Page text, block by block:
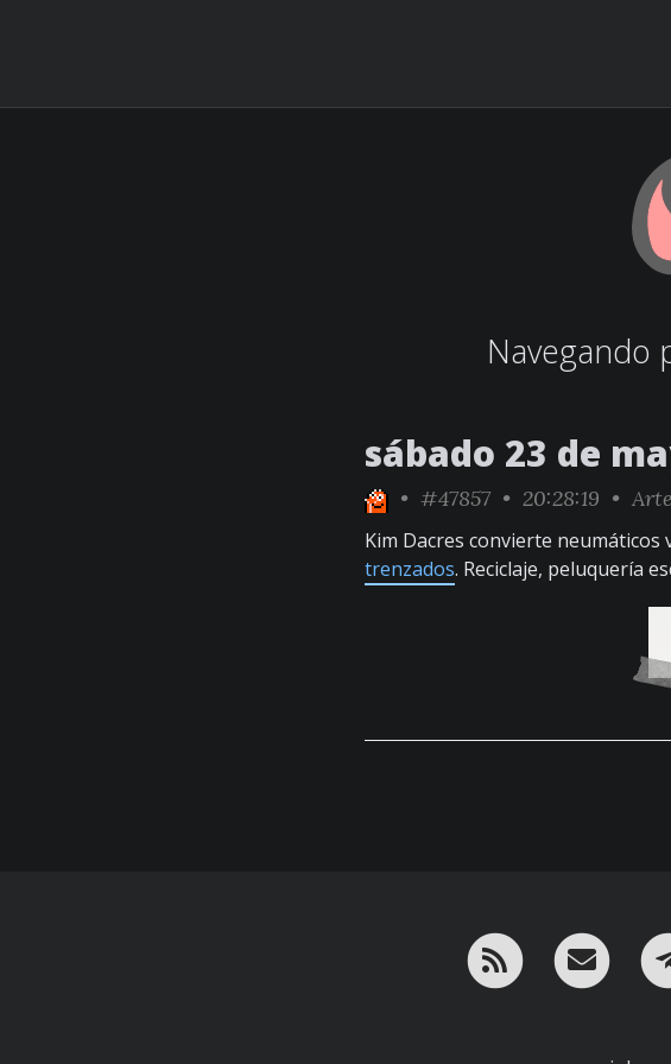
Navegando
sábado 23 de
• #47857 • 20:28:19 • Arte
Kim Dacres convierte neumáticos
trenzados. Reciclaje, peluquería
RSS